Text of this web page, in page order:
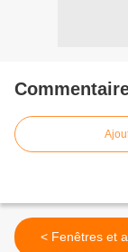
< Fenêtres et